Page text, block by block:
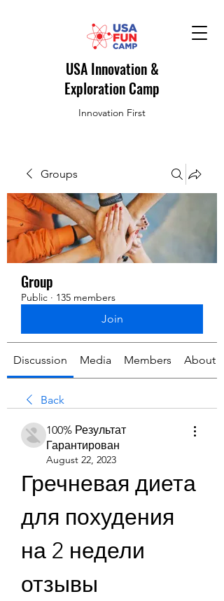
USA Innovation &
Exploration Camp
Innovation First
Groups
Group
Public · 135 members
Join
Discussion Media Members About
Back
100% Результат
Гарантирован
August 22, 2023
Гречневая диета
для похудения
на 2 недели
отзывы